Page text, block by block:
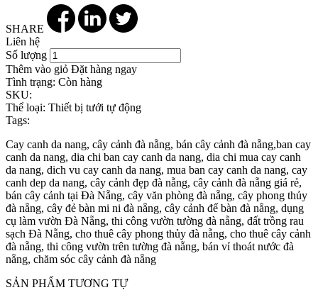
SHARE
Liên hệ
Số lượng
Thêm vào giỏ Đặt hàng ngay
Tình trạng: Còn hàng
SKU:
Thể loại: Thiết bị tưới tự động
Tags:
Cay canh da nang, cây cảnh đà nẵng, bán cây cảnh đà nẵng,ban cay
canh da nang, dia chi ban cay canh da nang, dia chi mua cay canh
da nang, dich vu cay canh da nang, mua ban cay canh da nang, cay
canh dep da nang, cây cảnh đẹp đà nẵng, cây cảnh đà nẵng giá rẻ,
bán cây cảnh tại Đà Nẵng, cây văn phòng đà nẵng, cây phong thủy
đà nẵng, cây đẻ bàn mi ni đà nẵng, cây cảnh để bàn đà nẵng, dụng
cụ làm vườn Đà Nẵng, thi công vườn tường đà nẵng, đất trồng rau
sạch Đà Nẵng, cho thuê cây phong thủy đà nẵng, cho thuê cây cảnh
đà nẵng, thi công vườn trên tường đà nẵng, bán vỉ thoát nước đà
nẵng, chăm sóc cây cảnh đà nẵng
SẢN PHẨM TƯƠNG TỰ